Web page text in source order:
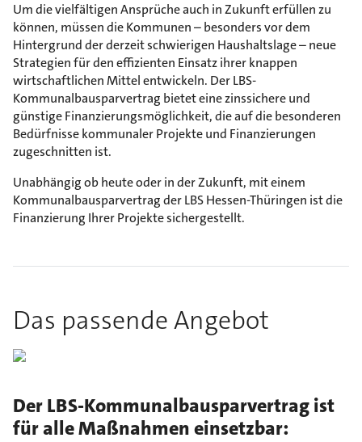
Um die vielfältigen Ansprüche auch in Zukunft erfüllen zu
können, müssen die Kommunen – besonders vor dem
Hintergrund der derzeit schwierigen Haushaltslage – neue
Strategien für den effizienten Einsatz ihrer knappen
wirtschaftlichen Mittel entwickeln. Der LBS-
Kommunalbausparvertrag bietet eine zinssichere und
günstige Finanzierungsmöglichkeit, die auf die besonderen
Bedürfnisse kommunaler Projekte und Finanzierungen
zugeschnitten ist.
Unabhängig ob heute oder in der Zukunft, mit einem
Kommunalbausparvertrag der LBS Hessen-Thüringen ist die
Finanzierung Ihrer Projekte sichergestellt.
Das passende Angebot
Der LBS-Kommunalbausparvertrag ist
für alle Maßnahmen einsetzbar: